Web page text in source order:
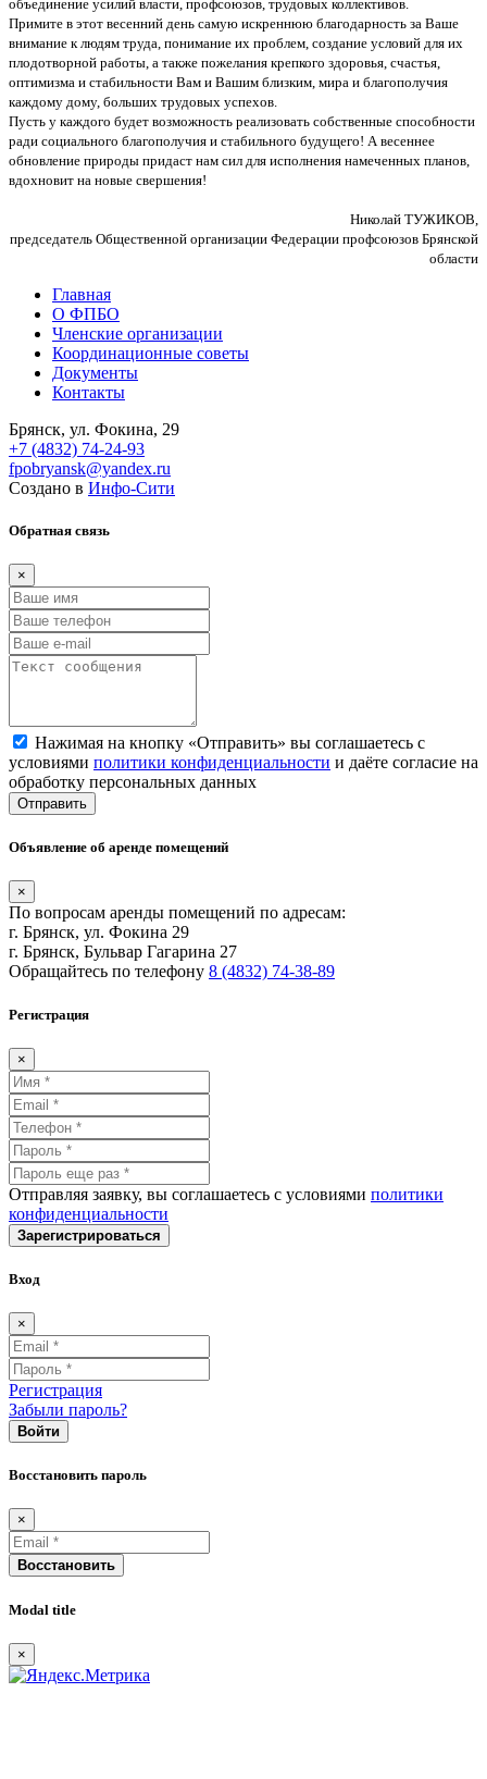
объединение усилий власти, профсоюзов, трудовых коллективов.
Примите в этот весенний день самую искреннюю благодарность за Ваше
внимание к людям труда, понимание их проблем, создание условий для их
плодотворной работы, а также пожелания крепкого здоровья, счастья,
оптимизма и стабильности Вам и Вашим близким, мира и благополучия
каждому дому, больших трудовых успехов.
Пусть у каждого будет возможность реализовать собственные способности
ради социального благополучия и стабильного будущего! А весеннее
обновление природы придаст нам сил для исполнения намеченных планов,
вдохновит на новые свершения!
Николай ТУЖИКОВ,
председатель Общественной организации Федерации профсоюзов Брянской
области
Главная
О ФПБО
Членские организации
Координационные советы
Документы
Контакты
Брянск, ул. Фокина, 29
+7 (4832) 74-24-93
fpobryansk@yandex.ru
Создано в Инфо-Сити
Обратная связь
×
Нажимая на кнопку «Отправить» вы соглашаетесь с
условиями политики конфиденциальности и даёте согласие на
обработку персональных данных
Отправить
Объявление об аренде помещений
×
По вопросам аренды помещений по адресам:
г. Брянск, ул. Фокина 29
г. Брянск, Бульвар Гагарина 27
Обращайтесь по телефону 8 (4832) 74-38-89
Регистрация
×
Отправляя заявку, вы соглашаетесь с условиями политики
конфиденциальности
Зарегистрироваться
Вход
×
Регистрация
Забыли пароль?
Войти
Восстановить пароль
×
Восстановить
Modal title
×